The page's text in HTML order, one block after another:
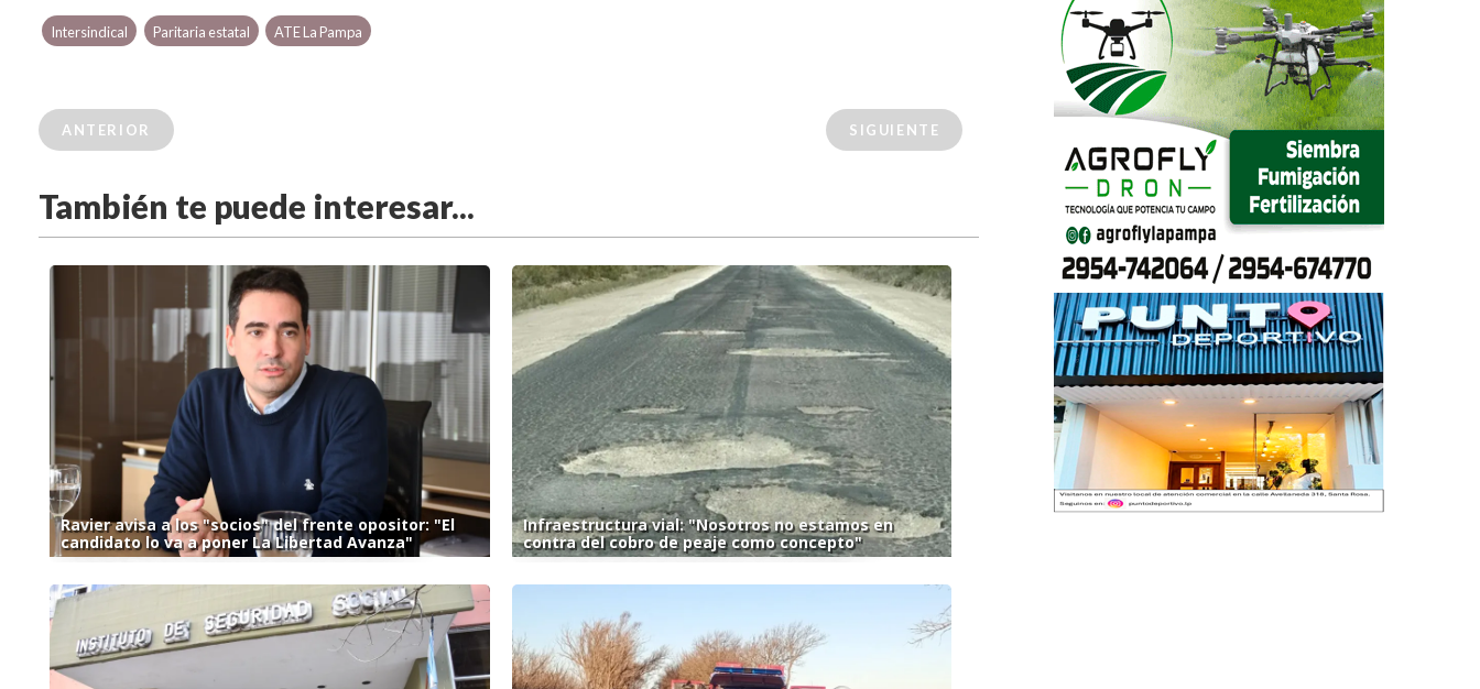
Intersindical Paritaria estatal ATE La Pampa
ANTERIOR SIGUIENTE
También te puede interesar...
Ravier avisa a los "socios" del frente opositor: "El
candidato lo va a poner La Libertad Avanza"
Infraestructura vial: "Nosotros no estamos en
contra del cobro de peaje como concepto"